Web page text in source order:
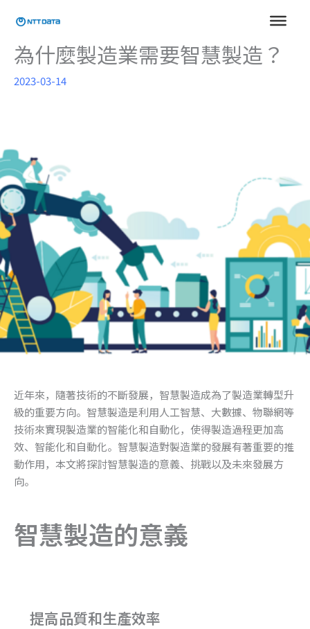
為什麼製造業需要智慧製造？
2023-03-14
近年來，隨著技術的不斷發展，智慧製造成為了製造業轉型升
級的重要方向。智慧製造是利用人工智慧、大數據、物聯網等
技術來實現製造業的智能化和自動化，使得製造過程更加高
效、智能化和自動化。智慧製造對製造業的發展有著重要的推
動作用，本文將探討智慧製造的意義、挑戰以及未來發展方
向。
智慧製造的意義
提高品質和生產效率